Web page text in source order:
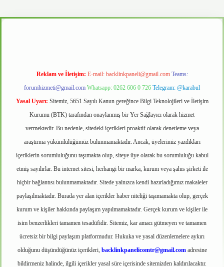
Reklam ve İletişim: E-mail: backlinkpaneli@gmail.com Teams:
forumhizmeti@gmail.com Whatsapp: 0262 606 0 726 Telegram: @karabul
Yasal Uyarı: Sitemiz, 5651 Sayılı Kanun gereğince Bilgi Teknolojileri ve İletişim
Kurumu (BTK) tarafından onaylanmış bir Yer Sağlayıcı olarak hizmet
vermektedir. Bu nedenle, sitedeki içerikleri proaktif olarak denetleme veya
araştırma yükümlülüğümüz bulunmamaktadır. Ancak, üyelerimiz yazdıkları
içeriklerin sorumluluğunu taşımakta olup, siteye üye olarak bu sorumluluğu kabul
etmiş sayılırlar. Bu internet sitesi, herhangi bir marka, kurum veya şahıs şirketi ile
hiçbir bağlantısı bulunmamaktadır. Sitede yalnızca kendi hazırladığımız makaleler
paylaşılmaktadır. Burada yer alan içerikler haber niteliği taşımamakta olup, gerçek
kurum ve kişiler hakkında paylaşım yapılmamaktadır. Gerçek kurum ve kişiler ile
isim benzerlikleri tamamen tesadüfidir. Sitemiz, kar amacı gütmeyen ve tamamen
ücretsiz bir bilgi paylaşım platformudur. Hukuka ve yasal düzenlemelere aykırı
olduğunu düşündüğünüz içerikleri, backlinkpanelicomtr@gmail.comadresine
bildirmeniz halinde, ilgili içerikler yasal süre içerisinde sitemizden kaldırılacaktır.